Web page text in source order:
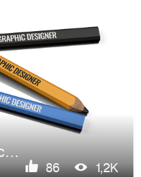
Сайт и фирменный стиль для дизайнера
86 1,2K